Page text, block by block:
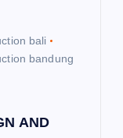
bali
bandung
AND